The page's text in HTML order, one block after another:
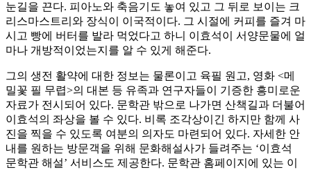
눈길을 끈다. 피아노와 축음기도 놓여 있고 그 뒤로 보이는 크
리스마스트리와 장식이 이국적이다. 그 시절에 커피를 즐겨 마
시고 빵에 버터를 발라 먹었다고 하니 이효석이 서양문물에 얼
마나 개방적이었는지를 알 수 있게 해준다.
그의 생전 활약에 대한 정보는 물론이고 육필 원고, 영화 <메
밀꽃 필 무렵>의 대본 등 유족과 연구자들이 기증한 흥미로운
자료가 전시되어 있다. 문학관 밖으로 나가면 산책길과 더불어
이효석의 좌상을 볼 수 있다. 비록 조각상이긴 하지만 함께 사
진을 찍을 수 있도록 여분의 의자도 마련되어 있다. 자세한 안
내를 원하는 방문객을 위해 문화해설사가 들려주는 ‘이효석
문학관 해설’ 서비스도 제공한다. 문학관 홈페이지에 있는 이